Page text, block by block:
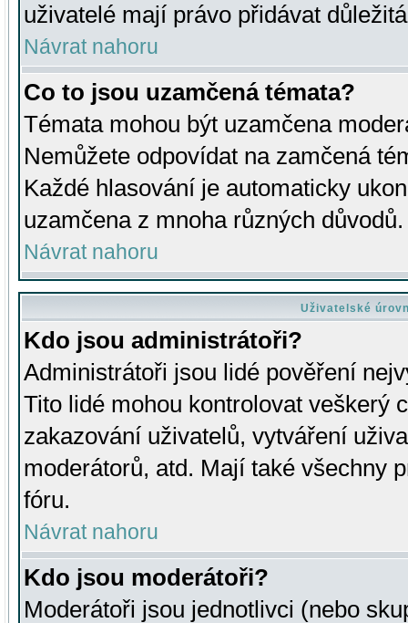
uživatelé mají právo přidávat
Návrat nahoru
Co to jsou uzamčená témata?
Témata mohou být uzamčena
Nemůžete odpovídat na zamčená
Každé hlasování je automaticky
uzamčena z mnoha různých důvodů.
Návrat nahoru
Uživatelské
Kdo jsou administrátoři?
Administrátoři jsou lidé pověření
Tito lidé mohou kontrolovat veškerý
zakazování uživatelů, vytváření
moderátorů, atd. Mají také všechny
fóru.
Návrat nahoru
Kdo jsou moderátoři?
Moderátoři jsou jednotlivci (nebo